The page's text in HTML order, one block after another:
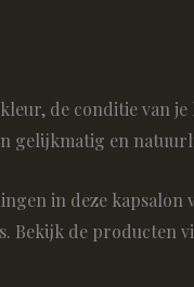
de conditie van je
gelijkmatig en
in deze kapsalon
Bekijk de producten